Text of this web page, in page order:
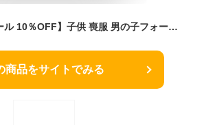
【66周年記念】【セール 10％OFF】子供 喪服 男の子フォーマル2点セット 半袖シャツ・ハーフパンツ 100 110 120 130cm(8833-5401-set) CHOPIN/ショパン[キッズ 葬式 法事 礼服 冠婚葬祭 小学校 受験 結婚式 発表会 合唱コンクール 衣装 黒 紺 ブラック ネイビー 制服]
商品をサイトでみる